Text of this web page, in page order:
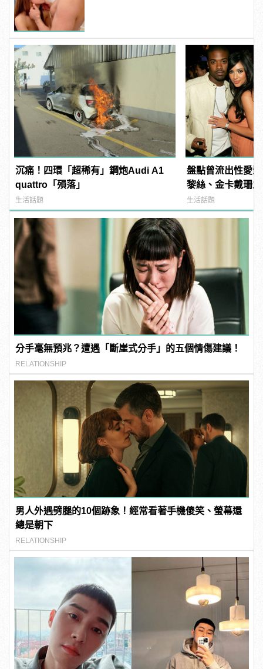
沉痛！四環「超稀有」鋼炮Audi A1
quattro「殞落」
生活話題
盤點曾流出性愛
黎絲、金卡戴珊
生活話題
分手毫無預兆？遭遇「斷崖式分手」的五個情傷建議！
RELATIONSHIP
男人外遇劈腿的10個跡象！經常看著手機傻笑、螢幕還
總是朝下
RELATIONSHIP